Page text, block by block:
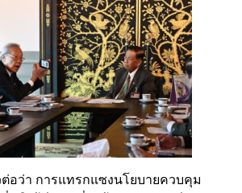
อว่า การแทรกแซงนโยบายควบคุม